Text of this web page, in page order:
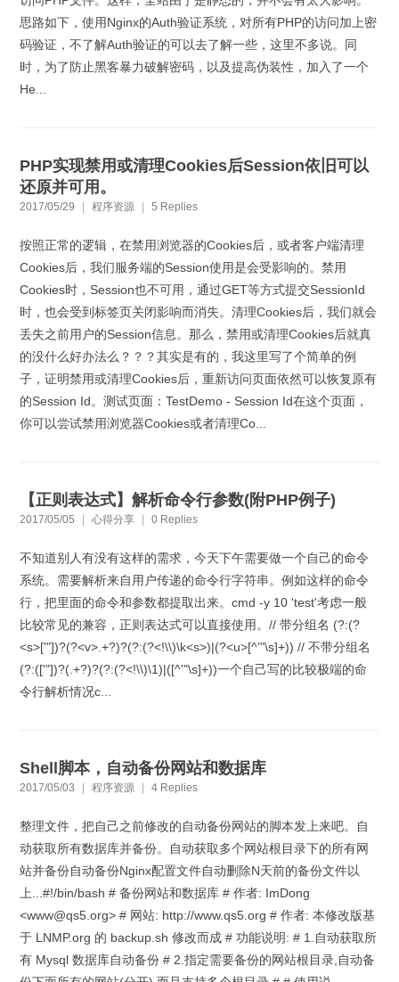
思路如下，使用Nginx的Auth验证系统，对所有PHP的访问加上密
码验证，不了解Auth验证的可以去了解一些，这里不多说。同
时，为了防止黑客暴力破解密码，以及提高伪装性，加入了一个
He...
PHP实现禁用或清理Cookies后Session依旧可以
还原并可用。
2017/05/29 程序资源 5 Replies
按照正常的逻辑，在禁用浏览器的Cookies后，或者客户端清理
Cookies后，我们服务端的Session使用是会受影响的。禁用
Cookies时，Session也不可用，通过GET等方式提交SessionId
时，也会受到标签页关闭影响而消失。清理Cookies后，我们就会
丢失之前用户的Session信息。那么，禁用或清理Cookies后就真
的没什么好办法么？？？其实是有的，我这里写了个简单的例
子，证明禁用或清理Cookies后，重新访问页面依然可以恢复原有
的Session Id。测试页面：TestDemo - Session Id在这个页面，
你可以尝试禁用浏览器Cookies或者清理Co...
【正则表达式】解析命令行参数(附PHP例子)
2017/05/05 心得分享 0 Replies
不知道别人有没有这样的需求，今天下午需要做一个自己的命令
系统。需要解析来自用户传递的命令行字符串。例如这样的命令
行，把里面的命令和参数都提取出来。cmd -y 10 'test'考虑一般
比较常见的兼容，正则表达式可以直接使用。// 带分组名 (?:(?
<s>['"])?(?<v>.+?)?(?:(?<!\\)\k<s>)|(?<u>[^'"\s]+)) // 不带分组名
(?:(['"])?(.+?)?(?:(?<!\\)\1)|([^'"\s]+))一个自己写的比较极端的命
令行解析情况c...
Shell脚本，自动备份网站和数据库
2017/05/03 程序资源 4 Replies
整理文件，把自己之前修改的自动备份网站的脚本发上来吧。自
动获取所有数据库并备份。自动获取多个网站根目录下的所有网
站并备份自动备份Nginx配置文件自动删除N天前的备份文件以
上...#!/bin/bash # 备份网站和数据库 # 作者: ImDong
<www@qs5.org> # 网站: http://www.qs5.org # 作者: 本修改版基
于 LNMP.org 的 backup.sh 修改而成 # 功能说明: # 1.自动获取所
有 Mysql 数据库自动备份 # 2.指定需要备份的网站根目录,自动备